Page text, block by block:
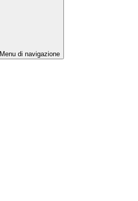
Menu di navigazione